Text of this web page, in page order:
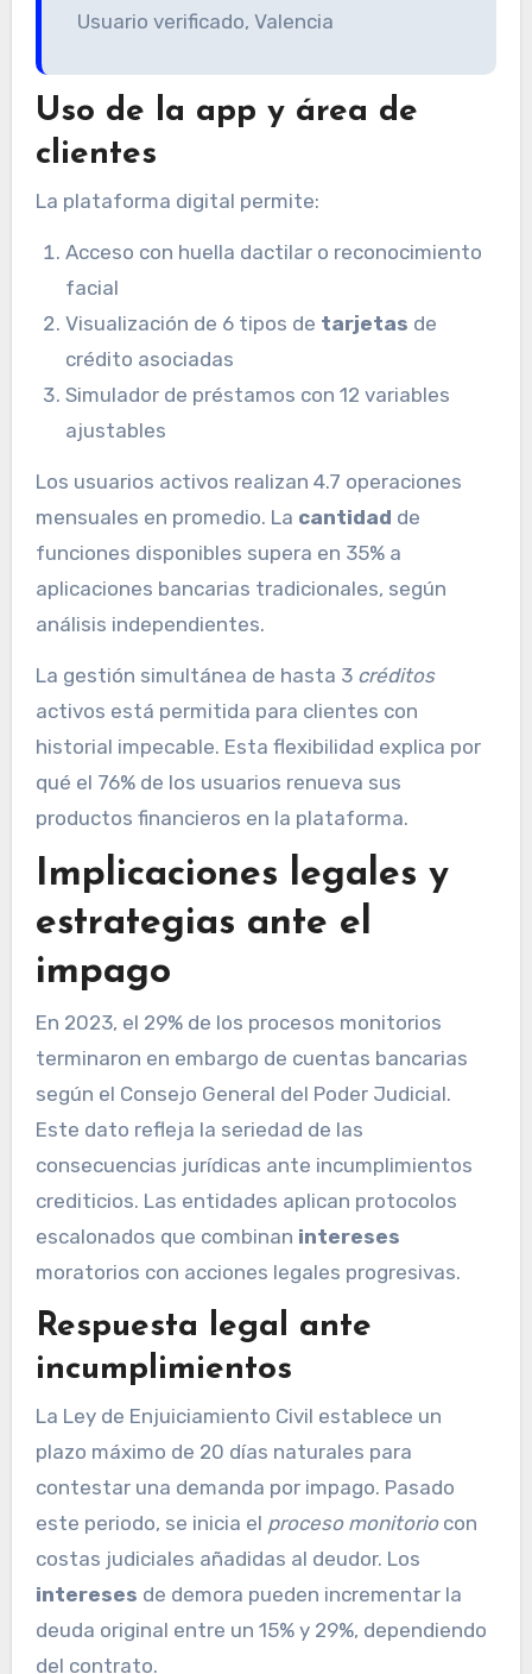
Usuario verificado, Valencia
Uso de la app y área de
clientes
La plataforma digital permite:
Acceso con huella dactilar o reconocimiento
facial
Visualización de 6 tipos de tarjetas de
crédito asociadas
Simulador de préstamos con 12 variables
ajustables
Los usuarios activos realizan 4.7 operaciones
mensuales en promedio. La cantidad de
funciones disponibles supera en 35% a
aplicaciones bancarias tradicionales, según
análisis independientes.
La gestión simultánea de hasta 3 créditos
activos está permitida para clientes con
historial impecable. Esta flexibilidad explica por
qué el 76% de los usuarios renueva sus
productos financieros en la plataforma.
Implicaciones legales y
estrategias ante el
impago
En 2023, el 29% de los procesos monitorios
terminaron en embargo de cuentas bancarias
según el Consejo General del Poder Judicial.
Este dato refleja la seriedad de las
consecuencias jurídicas ante incumplimientos
crediticios. Las entidades aplican protocolos
escalonados que combinan intereses
moratorios con acciones legales progresivas.
Respuesta legal ante
incumplimientos
La Ley de Enjuiciamiento Civil establece un
plazo máximo de 20 días naturales para
contestar una demanda por impago. Pasado
este periodo, se inicia el proceso monitoriocon
costas judiciales añadidas al deudor. Los
intereses de demora pueden incrementar la
deuda original entre un 15% y 29%, dependiendo
del contrato.